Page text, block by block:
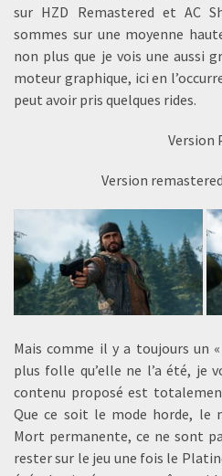
sur HZD Remastered et AC
sommes sur une moyenne
non plus que je vois une aussi
moteur graphique, ici en
peut avoir pris quelques rides.
Version
Version
Mais comme il y a toujours un
plus folle qu’elle ne l’a été, je
contenu proposé est
Que ce soit le mode horde, le
Mort permanente, ce ne sont
rester sur le jeu une fois le